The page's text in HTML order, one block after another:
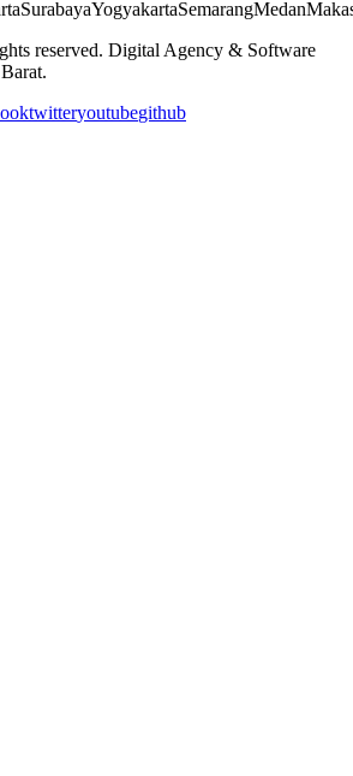
SurabayaYogyakartaSemarangMedan
reserved. Digital Agency & Software
twitteryoutubegithub